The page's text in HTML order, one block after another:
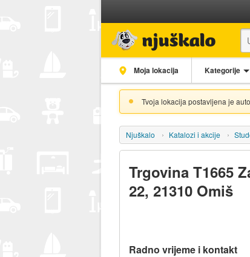
Moja lokacija Kategorije
Tvoja lokacija postavljena je
Njuškalo Katalozi i akcije
Trgovina T1665
22, 21310 Omiš
Radno vrijeme i kontakt